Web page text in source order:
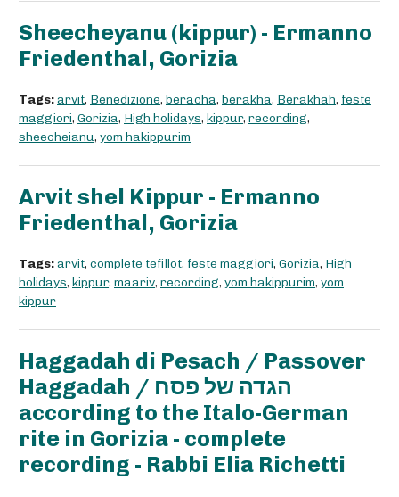
Sheecheyanu (kippur) - Ermanno
Friedenthal, Gorizia
Tags:arvit, Benedizione, beracha, berakha, Berakhah, feste
maggiori, Gorizia, High holidays, kippur, recording,
sheecheianu, yom hakippurim
Arvit shel Kippur - Ermanno
Friedenthal, Gorizia
Tags:arvit, complete tefillot, feste maggiori, Gorizia, High
holidays, kippur, maariv, recording, yom hakippurim, yom
kippur
Haggadah di Pesach / Passover
Haggadah / הגדה של פסח
according to the Italo-German
rite in Gorizia - complete
recording - Rabbi Elia Richetti